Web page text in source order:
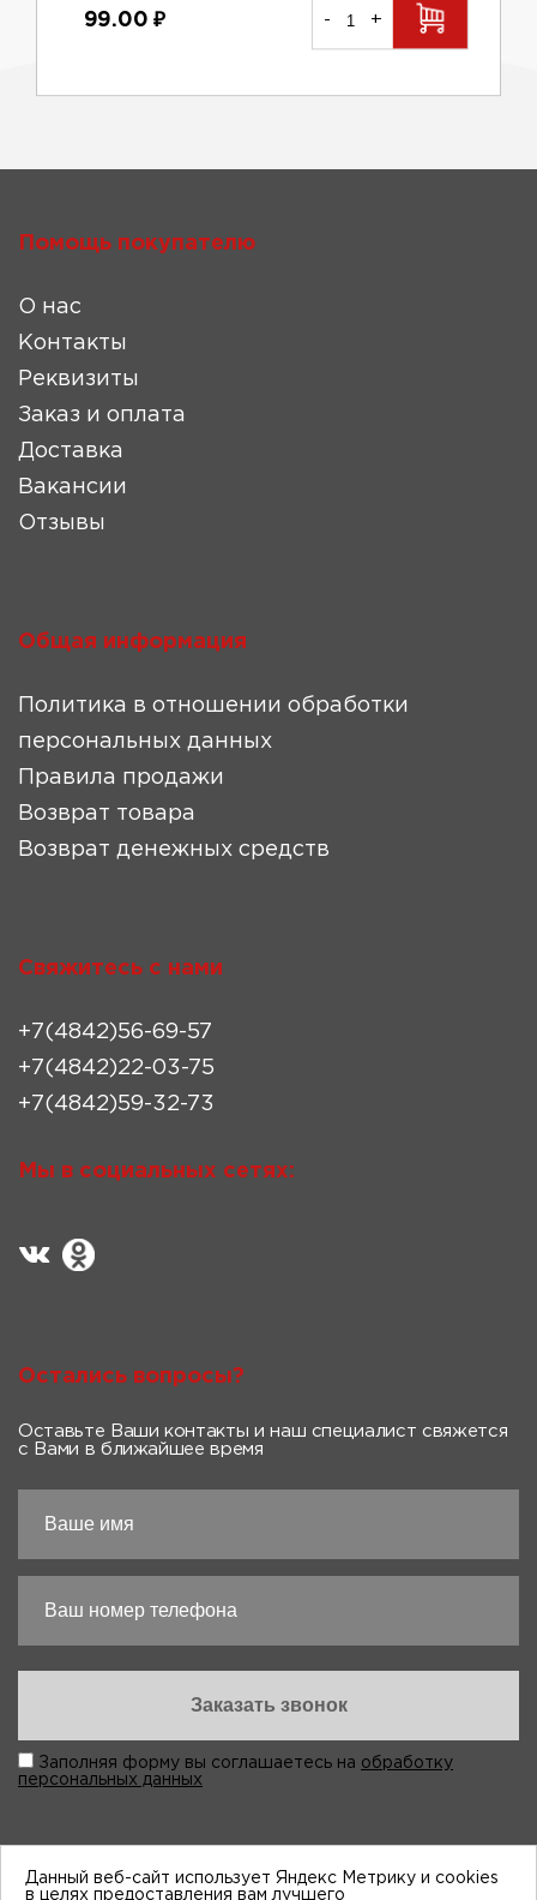
99.00 ₽ - +
Помощь покупателю
О нас
Контакты
Реквизиты
Заказ и оплата
Доставка
Вакансии
Отзывы
Общая информация
Политика в отношении обработки
персональных данных
Правила продажи
Возврат товара
Возврат денежных средств
Свяжитесь с нами
+7(4842)56-69-57
+7(4842)22-03-75
+7(4842)59-32-73
Мы в социальных сетях:
Остались вопросы?
Оставьте Ваши контакты и наш специалист свяжется
с Вами в ближайшее время
Заполняя форму вы соглашаетесь на обработку
персональных данных
Данный веб-сайт использует Яндекс Метрику и cookies
в целях предоставления вам лучшего